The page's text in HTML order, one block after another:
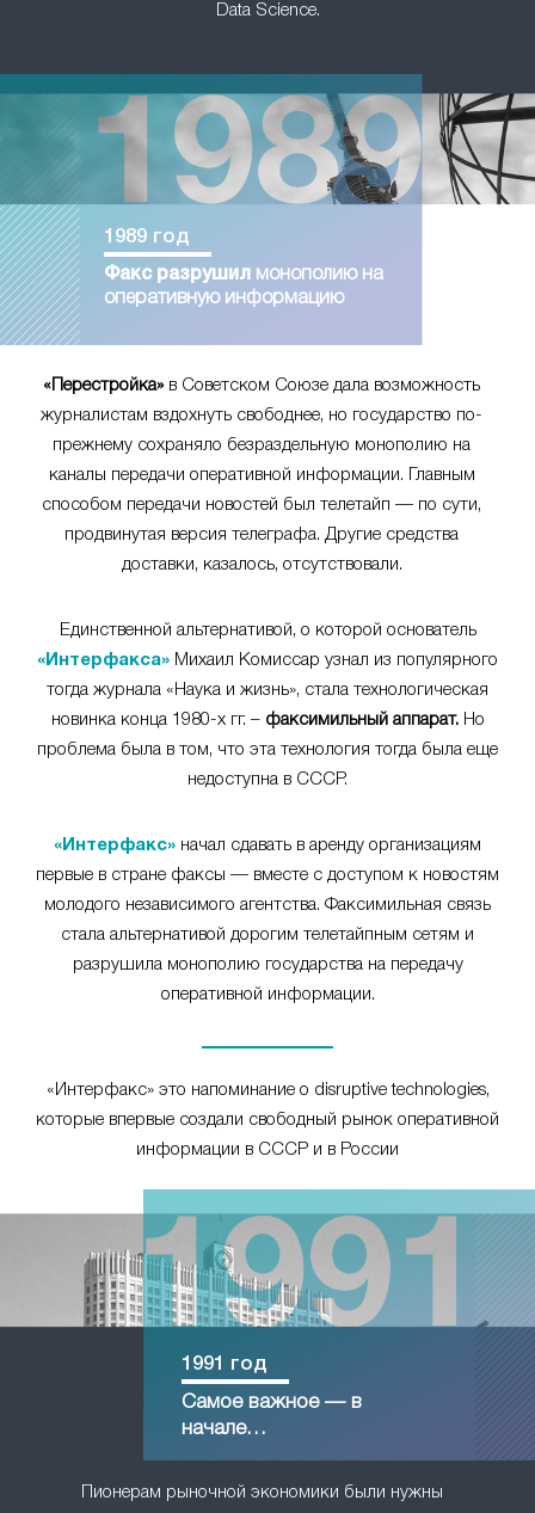
Data Science.
1989 год
Факс разрушил
монополию на
оперативную информацию
«Перестройка»в Советском Союзе дала возможность
журналистам вздохнуть свободнее, но государство по-
прежнему сохраняло безраздельную монополию на
каналы передачи оперативной информации. Главным
способом передачи новостей был телетайп — по сути,
продвинутая версия телеграфа. Другие средства
доставки, казалось, отсутствовали.
Единственной альтернативой, о которой основатель
«Интерфакса» Михаил Комиссар узнал из популярного
тогда журнала «Наука и жизнь», стала технологическая
новинка конца 1980-х гг. – факсимильный аппарат.Но
проблема была в том, что эта технология тогда была еще
недоступна в СССР.
«Интерфакс» начал сдавать в аренду организациям
первые в стране факсы — вместе с доступом к новостям
молодого независимого агентства. Факсимильная связь
стала альтернативой дорогим телетайпным сетям и
разрушила монополию государства на передачу
оперативной информации.
«Интерфакс» это напоминание о disruptive technologies,
которые впервые создали свободный рынок оперативной
информации в СССР и в России
Пионерам рыночной экономики были нужны
1991 год
Самое важное — в
начале…